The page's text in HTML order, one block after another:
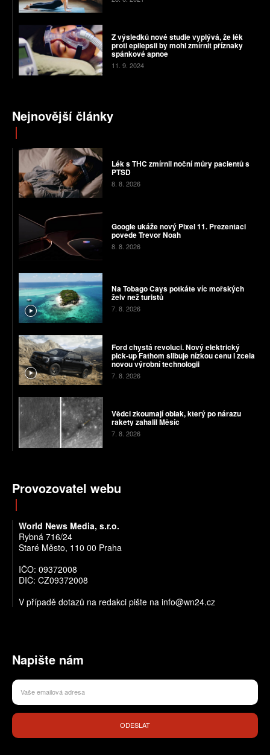
Z výsledků nové studie vyplývá, že lék
proti epilepsii by mohl zmírnit příznaky
spánkové apnoe
11. 9. 2024
Nejnovější články
Lék s THC zmírnil noční můry pacientů s
PTSD
8. 8. 2026
Google ukáže nový Pixel 11. Prezentaci
povede Trevor Noah
8. 8. 2026
Na Tobago Cays potkáte víc mořských
želv než turistů
7. 8. 2026
Ford chystá revoluci. Nový elektrický
pick-up Fathom slibuje nízkou cenu i zcela
novou výrobní technologii
7. 8. 2026
Vědci zkoumají oblak, který po nárazu
rakety zahalil Měsíc
7. 8. 2026
Provozovatel webu
World News Media, s.r.o.
Rybná 716/24
Staré Město, 110 00 Praha
IČO: 09372008
DIČ: CZ09372008
V případě dotazů na redakci pište na info@wn24.cz
Napište nám
ODESLAT